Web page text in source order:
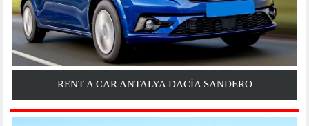
RENT A CAR ANTALYA DACIA SANDERO